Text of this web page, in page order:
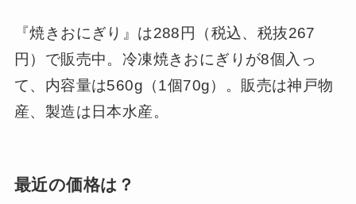
『焼きおにぎり』は288円（税込、税抜267
円）で販売中。冷凍焼きおにぎりが8個入っ
て、内容量は560g（1個70g）。販売は神戸物
産、製造は日本水産。
最近の価格は？